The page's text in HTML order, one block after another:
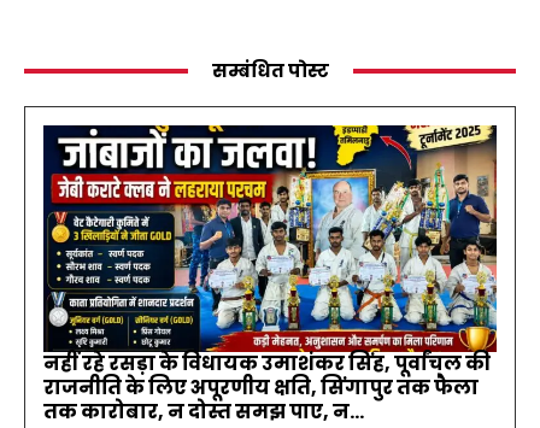
सम्बंधित पोस्ट
नहीं रहे रसड़ा के विधायक उमाशंकर सिंह, पूर्वांचल की
राजनीति के लिए अपूरणीय क्षति, सिंगापुर तक फैला
तक कारोबार, न दोस्त समझ पाए, न...